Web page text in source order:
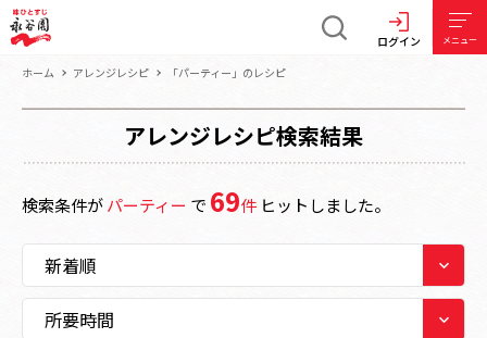
ログイン メニュー
ホーム アレンジレシピ 「パーティー」のレシピ
アレンジレシピ検索結果
検索条件がパーティー で 69件 ヒットしました。